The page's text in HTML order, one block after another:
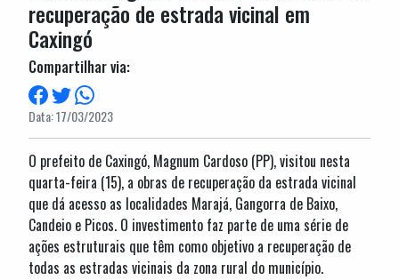
recuperação de estrada vicinal em
Caxingó
Compartilhar via:
Data: 17/03/2023
O prefeito de Caxingó, Magnum Cardoso (PP), visitou nesta
quarta-feira (15), a obras de recuperação da estrada vicinal
que dá acesso as localidades Marajá, Gangorra de Baixo,
Candeio e Picos. O investimento faz parte de uma série de
ações estruturais que têm como objetivo a recuperação de
todas as estradas vicinais da zona rural do município.